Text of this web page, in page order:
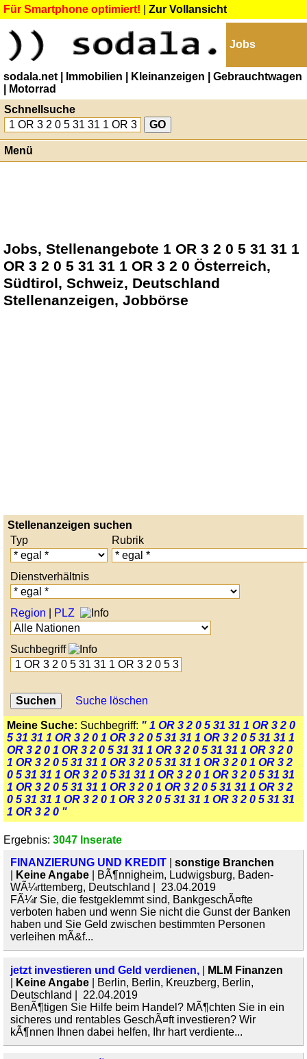
Für Smartphone optimiert! Zur Vollansicht
Jobs
sodala.net | Immobilien | Kleinanzeigen
| Gebrauchtwagen
| Motorrad
Schnellsuche
Menü
Jobs, Stellenangebote 1 OR 3 2 0 5 31 31 1
OR 3 2 0 5 31 31 1 OR 3 2 0 Österreich,
Südtirol, Schweiz, Deutschland
Stellenanzeigen, Jobbörse
Stellenanzeigen suchen
Typ
Rubrik
Dienstverhältnis
Region PLZ
Suchbegriff
Suche löschen
Meine Suche: Suchbegriff: " 1 OR 3 2 0 5 31 31 1 OR 3 2 0
5 31 31 1 OR 3 2 0 1 OR 3 2 0 5 31 31 1 OR 3 2 0 5 31 31 1
OR 3 2 0 1 OR 3 2 0 5 31 31 1 OR 3 2 0 5 31 31 1 OR 3 2 0
1 OR 3 2 0 5 31 31 1 OR 3 2 0 5 31 31 1 OR 3 2 0 1 OR 3 2
0 5 31 31 1 OR 3 2 0 5 31 31 1 OR 3 2 0 1 OR 3 2 0 5 31 31
1 OR 3 2 0 5 31 31 1 OR 3 2 0 1 OR 3 2 0 5 31 31 1 OR 3 2
0 5 31 31 1 OR 3 2 0 1 OR 3 2 0 5 31 31 1 OR 3 2 0 5 31 31
1 OR 3 2 0 "
Ergebnis: 3047 Inserate
FINANZIERUNG UND KREDIT
sonstige Branchen
Keine Angabe | BÃ¶nnigheim, Ludwigsburg, Baden-
WÃ¼rttemberg, Deutschland | 23.04.2019
FÃ¼r Sie, die festgeklemmt sind, BankgeschÃ¤fte
verboten haben und wenn Sie nicht die Gunst der Banken
haben und Sie Geld zwischen bestimmten Personen
verleihen mÃ&f...
jetzt investieren und Geld verdienen,
MLM Finanzen
Keine Angabe | Berlin, Berlin, Kreuzberg, Berlin,
Deutschland | 22.04.2019
BenÃ¶tigen Sie Hilfe beim Handel? MÃ¶chten Sie in ein
sicheres und rentables GeschÃ¤ft investieren? Wir
kÃ¶nnen Ihnen dabei helfen, Ihr hart verdiente...